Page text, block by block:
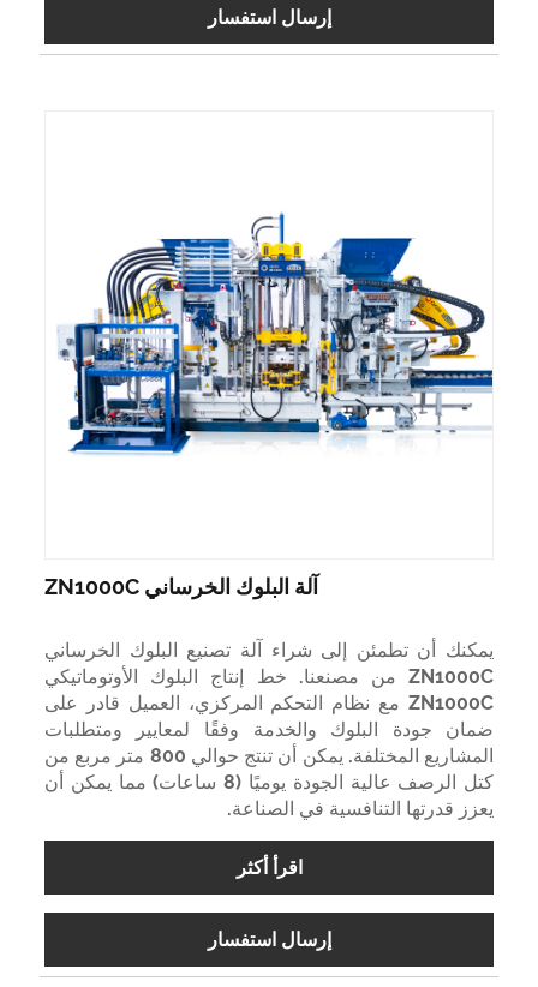
إرسال استفسار
آلة البلوك الخرساني ZN1000C
يمكنك أن تطمئن إلى شراء آلة تصنيع البلوك الخرساني
ZN1000C من مصنعنا. خط إنتاج البلوك الأوتوماتيكي
ZN1000C مع نظام التحكم المركزي، العميل قادر على
ضمان جودة البلوك والخدمة وفقًا لمعايير ومتطلبات
المشاريع المختلفة. يمكن أن تنتج حوالي 800 متر مربع من
كتل الرصف عالية الجودة يوميًا (8 ساعات) مما يمكن أن
يعزز قدرتها التنافسية في الصناعة.
اقرأ أكثر
إرسال استفسار